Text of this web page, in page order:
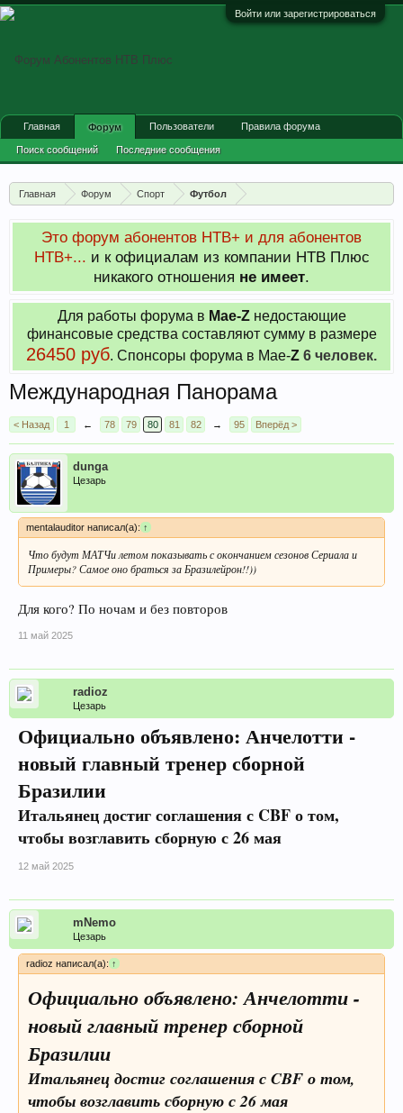
Войти или зарегистрироваться
Главная Форум Спорт Футбол
Это форум абонентов НТВ+ и для абонентов
НТВ+... и к официалам из компании НТВ Плюс
никакого отношения не имеет.
Для работы форума в Мае-Zнедостающие
финансовые средства составляют сумму в размере
26450 руб. Cпонсоры форума в Мае-Z 6 человек.
Международная Панорама
< Назад 1 ← 78 79 80 81 82 → 95 Вперёд >
dunga
Цезарь
mentalauditor написал(а):↑
Что будут МАТЧи летом показывать с окончанием сезонов Сериала и
Примеры? Самое оно браться за Бразилейрон!!))
Для кого? По ночам и без повторов
11 май 2025
radioz
Цезарь
Официально объявлено: Анчелотти -
новый главный тренер сборной
Бразилии
Итальянец достиг соглашения с CBF о том,
чтобы возглавить сборную с 26 мая
12 май 2025
mNemo
Цезарь
radioz написал(а):↑
Официально объявлено: Анчелотти -
новый главный тренер сборной
Бразилии
Итальянец достиг соглашения с CBF о том,
чтобы возглавить сборную с 26 мая
Главная Форум
Поиск сообщений Последние сообщения
Пользователи Правила форума